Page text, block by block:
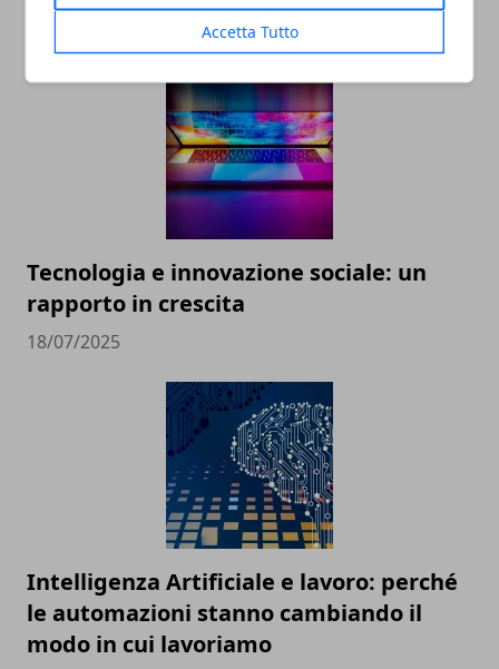
Accetta Tutto
Tecnologia e innovazione sociale: un
rapporto in crescita
18/07/2025
Intelligenza Artificiale e lavoro: perché
le automazioni stanno cambiando il
modo in cui lavoriamo